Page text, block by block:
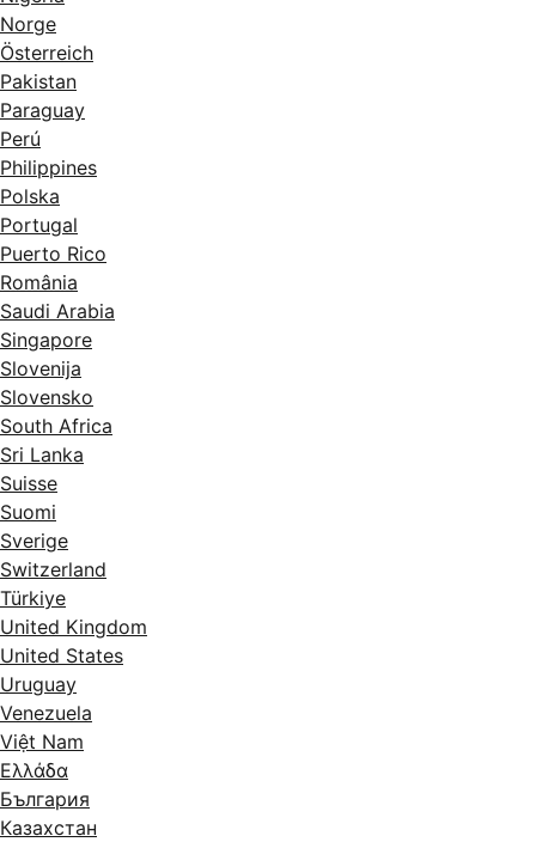
Norge
Österreich
Pakistan
Paraguay
Perú
Philippines
Polska
Portugal
Puerto Rico
România
Saudi Arabia
Singapore
Slovenija
Slovensko
South Africa
Sri Lanka
Suisse
Suomi
Sverige
Switzerland
Türkiye
United Kingdom
United States
Uruguay
Venezuela
Việt Nam
Ελλάδα
България
Казахстан